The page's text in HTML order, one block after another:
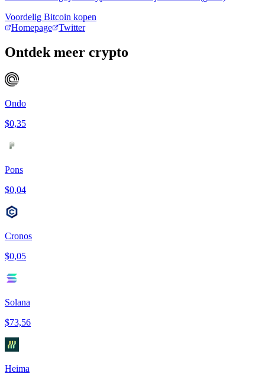
Voordelig Bitcoin kopen
Homepage
Twitter
Ontdek meer crypto
Ondo
$0,35
Pons
$0,04
Cronos
$0,05
Solana
$73,56
Heima